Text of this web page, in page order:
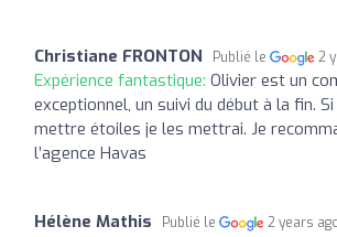
Christiane FRONTON Publié le 2
Expérience fantastique: Olivier est un
exceptionnel, un suivi du début à la fin.
mettre étoiles je les mettrai. Je
l’agence Havas
Hélène Mathis Publié le 2 years